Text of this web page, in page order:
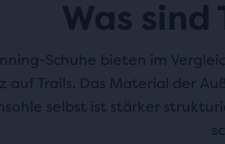
Was sind
Schuhe bieten im
auf Trails. Das Material der
selbst ist stärker